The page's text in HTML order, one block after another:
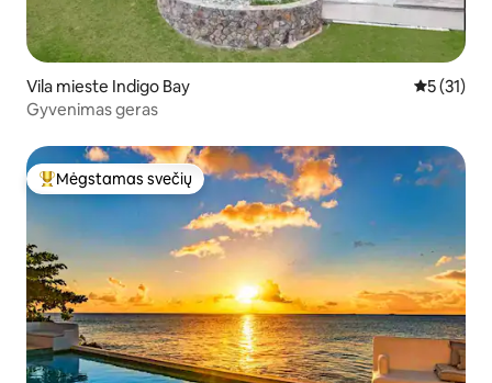
Vila mieste Indigo Bay Vidutinis
5 (31)
Gyvenimas geras
Svečių mėgstamiausias
Mėgstamas svečių